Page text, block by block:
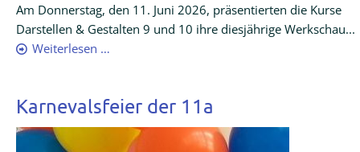
Am Donnerstag, den 11. Juni 2026, präsentierten die Kurse
Darstellen & Gestalten 9 und 10 ihre diesjährige Werkschau...
Weiterlesen …
Karnevalsfeier der 11a